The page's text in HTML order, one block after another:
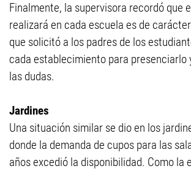
Finalmente, la supervisora recordó que
realizará en cada escuela es de
que solicitó a los padres de los
cada establecimiento para presenciarlo
las dudas.
Jardines
Una situación similar se dio en los
donde la demanda de cupos para las
años excedió la disponibilidad. Como la